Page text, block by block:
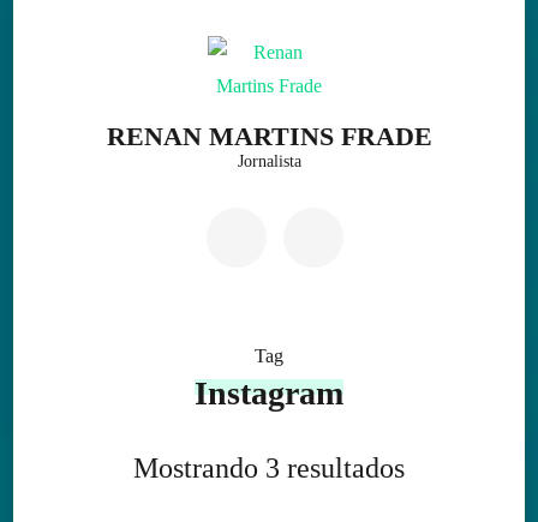
RENAN MARTINS FRADE
Jornalista
Tag
Instagram
Mostrando 3 resultados